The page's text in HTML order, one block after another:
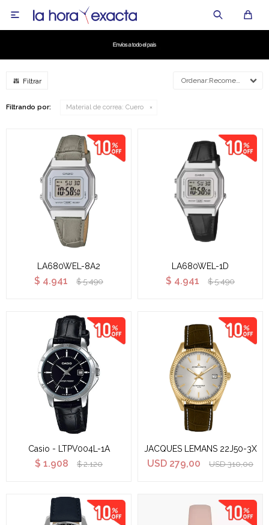

Recomendados
Filtrando por: Material de correa: Cuero
LA680WEL-8A2
$ 4.941 $ 5.490
LA680WEL-1D
$ 4.941 $ 5.490
Casio - LTPV004L-1A
$ 1.908 $ 2.120
JACQUES LEMANS 22J50-3X
USD 279,00 USD 310,00